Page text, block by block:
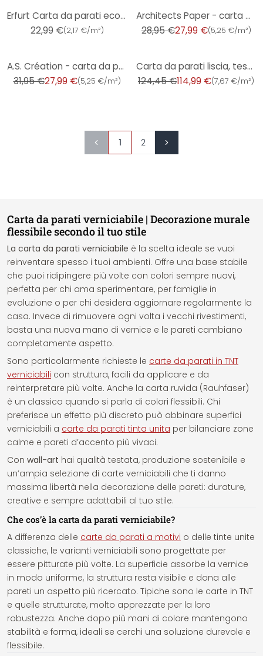
Erfurt Carta da parati ecologica in vello liscio Eco Green 20x0,53m
22,99 €(2,17 €/m²)
Architects Paper - carta da parati in TNT verniciabile Pigment Classic colore bianco
28,95 €27,99 €(5,25 €/m²)
A.S. Création - carta da parati in TNT verniciabile Meistervlies Pro Protect 2 colore bianco
31,95 €27,99 €(5,25 €/m²)
Carta da parati liscia, tessuto non tessuto testurizzato Bauhaus bianco
124,45 €114,99 €(7,67 €/m²)
1 2
Carta da parati verniciabile | Decorazione murale
flessibile secondo il tuo stile
La carta da parati verniciabile è la scelta ideale se vuoi
reinventare spesso i tuoi ambienti. Offre una base stabile
che puoi ridipingere più volte con colori sempre nuovi,
perfetta per chi ama sperimentare, per famiglie in
evoluzione o per chi desidera aggiornare regolarmente la
casa. Invece di rimuovere ogni volta i vecchi rivestimenti,
basta una nuova mano di vernice e le pareti cambiano
completamente aspetto.
Sono particolarmente richieste le carte da parati in TNT
verniciabili con struttura, facili da applicare e da
reinterpretare più volte. Anche la carta ruvida (Rauhfaser)
è un classico quando si parla di colori flessibili. Chi
preferisce un effetto più discreto può abbinare superfici
verniciabili a carte da parati tinta unita per bilanciare zone
calme e pareti d’accento più vivaci.
Con wall-art hai qualità testata, produzione sostenibile e
un’ampia selezione di carte verniciabili che ti danno
massima libertà nella decorazione delle pareti: durature,
creative e sempre adattabili al tuo stile.
Che cos’è la carta da parati verniciabile?
A differenza delle carte da parati a motivi o delle tinte unite
classiche, le varianti verniciabili sono progettate per
essere pitturate più volte. La superficie assorbe la vernice
in modo uniforme, la struttura resta visibile e dona alle
pareti un aspetto più ricercato. Tipiche sono le carte in TNT
e quelle strutturate, molto apprezzate per la loro
robustezza. Anche dopo più mani di colore mantengono
stabilità e forma, ideali se cerchi una soluzione durevole e
flessibile.